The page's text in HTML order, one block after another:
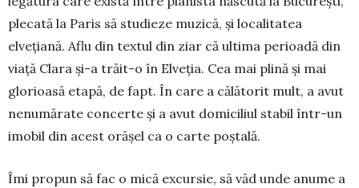
plecată la Paris să studieze muzică, și localitatea
elvețiană. Aflu din textul din ziar că ulti­ma perioadă din
viață Clara și-a trăit-o în Elveția. Cea mai plină și mai
glorioasă etapă, de fapt. În care a călătorit mult, a avut
nenumărate concerte și a avut domiciliul stabil într-un
imobil din acest orășel ca o carte poștală.
Îmi propun să fac o mică excursie, să văd unde anume a